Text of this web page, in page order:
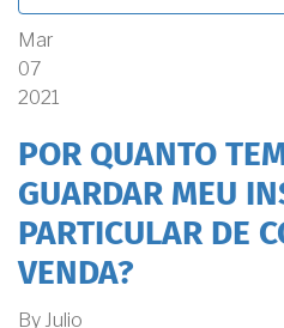
Mar
07
2021
POR QUANTO
GUARDAR MEU
PARTICULAR DE
VENDA?
By Julio